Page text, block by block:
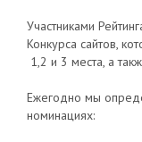
Участниками
Конкурса сайтов,
1,2 и 3 места, а
Ежегодно мы
номинациях: